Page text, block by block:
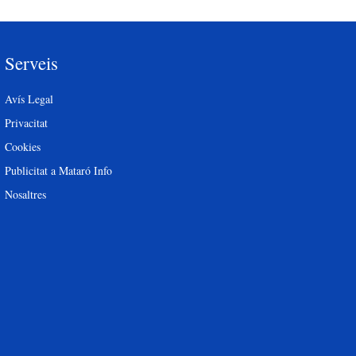
Serveis
Avís Legal
Privacitat
Cookies
Publicitat a Mataró Info
Nosaltres